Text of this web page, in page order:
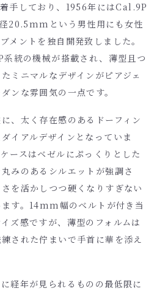
手しており、1956年にはCal.9P
20.5mmという男性用にも女性
メントを独自開発致しました。
統の機械が搭載され、薄型且つ
ミニマルなデザインがピアジェ
ンな雰囲気の一点です。
、太く存在感のあるドーフィン
イアルデザインとなっていま
ースはベゼルにぷっくりとした
みのあるシルエットが強調さ
を活かしつつ硬くなりすぎない
す。14mm幅のベルトが付き当
ズ感ですが、薄型のフォルムは
された佇まいで手首に華を添え
経年が見られるものの最低限に